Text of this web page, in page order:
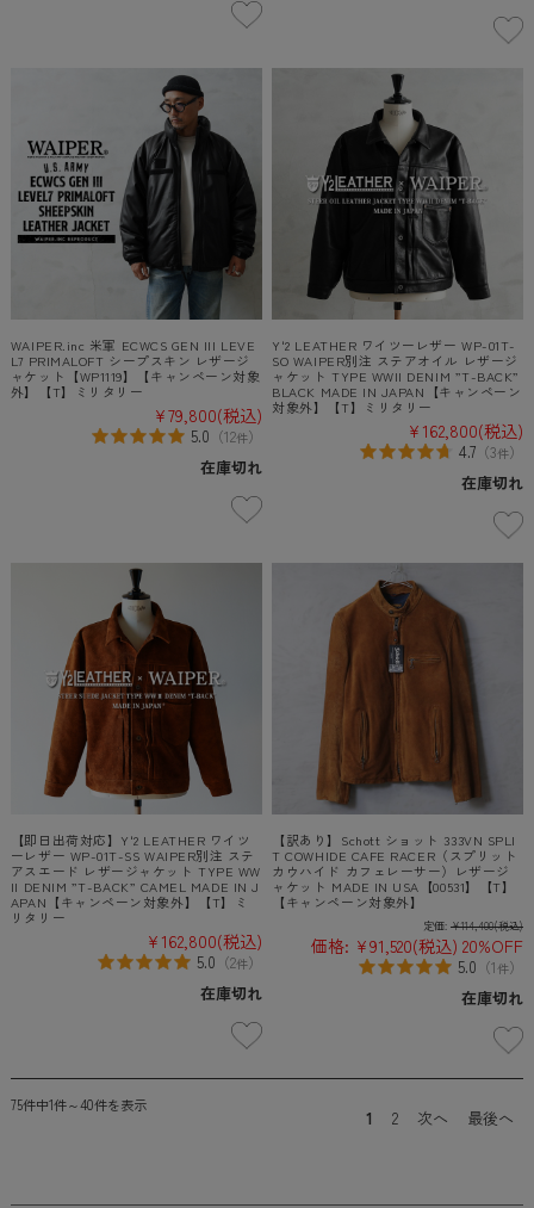
WAIPER.inc 米軍 ECWCS GEN III LEVE
L7 PRIMALOFT シープスキン レザージ
ャケット【WP1119】【キャンペーン対象
外】【T】ミリタリー
¥79,800(税込)
5.0 （12件）
在庫切れ
Y'2 LEATHER ワイツーレザー WP-01T-
SO WAIPER別注 ステアオイル レザージ
ャケット TYPE WWII DENIM ”T-BACK”
BLACK MADE IN JAPAN【キャンペーン
対象外】【T】ミリタリー
¥162,800(税込)
4.7 （3件）
在庫切れ
【即日出荷対応】Y'2 LEATHER ワイツ
ーレザー WP-01T-SS WAIPER別注 ステ
アスエード レザージャケット TYPE WW
II DENIM ”T-BACK” CAMEL MADE IN J
APAN【キャンペーン対象外】【T】ミ
リタリー
¥162,800(税込)
5.0 （2件）
在庫切れ
【訳あり】Schott ショット 333VN SPLI
T COWHIDE CAFE RACER（スプリット
カウハイド カフェレーサー）レザージ
ャケット MADE IN USA【00531】【T】
【キャンペーン対象外】
定価: ¥114,400(税込)
価格: ¥91,520(税込) 20%OFF
5.0 （1件）
在庫切れ
75件中1件～40件を表示
1 2 次へ 最後へ